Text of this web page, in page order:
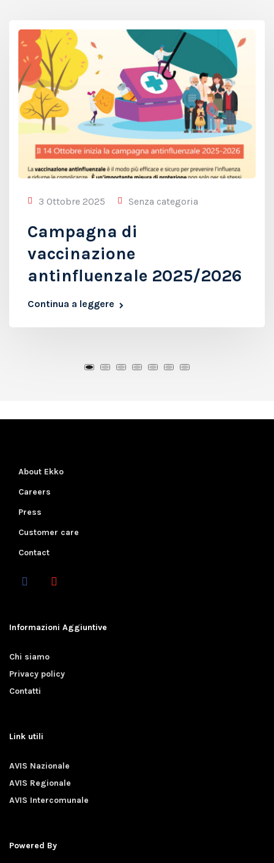
3 Ottobre 2025 Senza categoria
Campagna di
vaccinazione
antinfluenzale 2025/2026
Continua a leggere
About Ekko
Careers
Press
Customer care
Contact
Informazioni Aggiuntive
Chi siamo
Privacy policy
Contatti
Link utili
AVIS Nazionale
AVIS Regionale
AVIS Intercomunale
Powered By